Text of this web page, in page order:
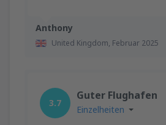
Anthony
United Kingdom, Februar 2025
3.7
Guter Flughafen
Einzelheiten